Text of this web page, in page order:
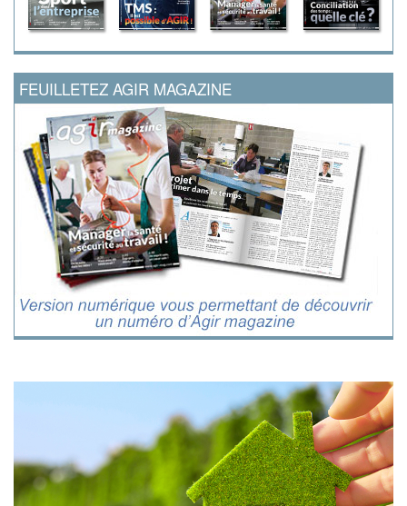
FEUILLETEZ AGIR MAGAZINE